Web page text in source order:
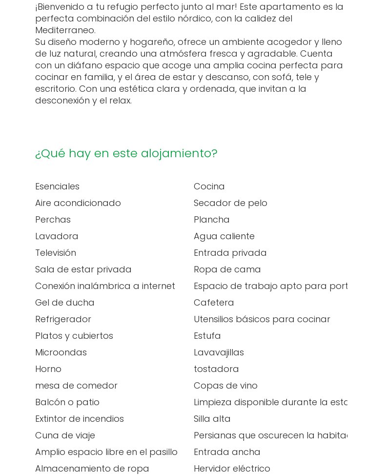
¡Bienvenido a tu refugio perfecto junto al mar! Este apartamento es la
perfecta combinación del estilo nórdico, con la calidez del
Mediterraneo.
Su diseño moderno y hogareño, ofrece un ambiente acogedor y lleno
de luz natural, creando una atmósfera fresca y agradable. Cuenta
con un diáfano espacio que acoge una amplia cocina perfecta para
cocinar en familia, y el área de estar y descanso, con sofá, tele y
escritorio. Con una estética clara y ordenada, que invitan a la
desconexión y el relax.
¿Qué hay en este alojamiento?
Esenciales
Cocina
Aire acondicionado
Secador de pelo
Perchas
Plancha
Lavadora
Agua caliente
Televisión
Entrada privada
Sala de estar privada
Ropa de cama
Conexión inalámbrica a internet
Espacio de trabajo apto para portátiles
Gel de ducha
Cafetera
Refrigerador
Utensilios básicos para cocinar
Platos y cubiertos
Estufa
Microondas
Lavavajillas
Horno
tostadora
mesa de comedor
Copas de vino
Balcón o patio
Limpieza disponible durante la estancia
Extintor de incendios
Silla alta
Cuna de viaje
Persianas que oscurecen la habitación
Amplio espacio libre en el pasillo
Entrada ancha
Almacenamiento de ropa
Hervidor eléctrico